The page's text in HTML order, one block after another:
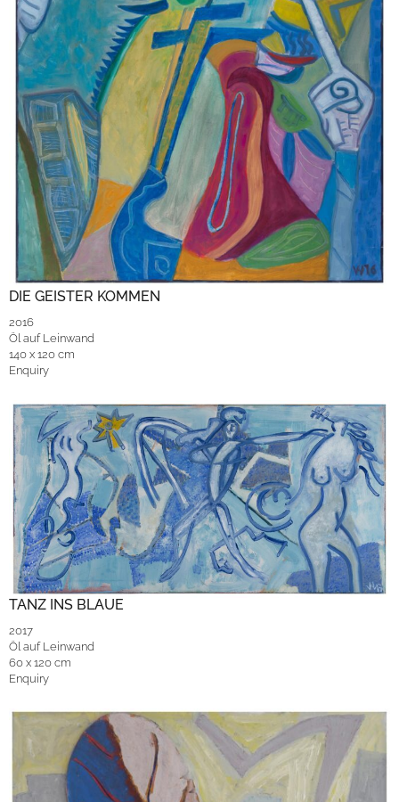
DIE GEISTER KOMMEN
2016
Öl auf Leinwand
140 x 120 cm
Enquiry
TANZ INS BLAUE
2017
Öl auf Leinwand
60 x 120 cm
Enquiry